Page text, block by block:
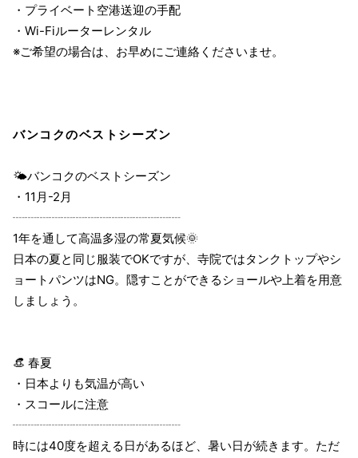
・プライベート空港送迎の手配
・Wi-Fiルーターレンタル
※ご希望の場合は、お早めにご連絡くださいませ。
バンコクのベストシーズン
🌤バンコクのベストシーズン
・11月-2月
┈┈┈┈┈┈┈┈┈┈┈┈┈┈
1年を通して高温多湿の常夏気候🌞
日本の夏と同じ服装でOKですが、寺院ではタンクトップやシ
ョートパンツはNG。隠すことができるショールや上着を用意
しましょう。
👒 春夏
・日本よりも気温が高い
・スコールに注意
┈┈┈┈┈┈┈┈┈┈┈┈┈┈
時には40度を超える日があるほど、暑い日が続きます。ただ